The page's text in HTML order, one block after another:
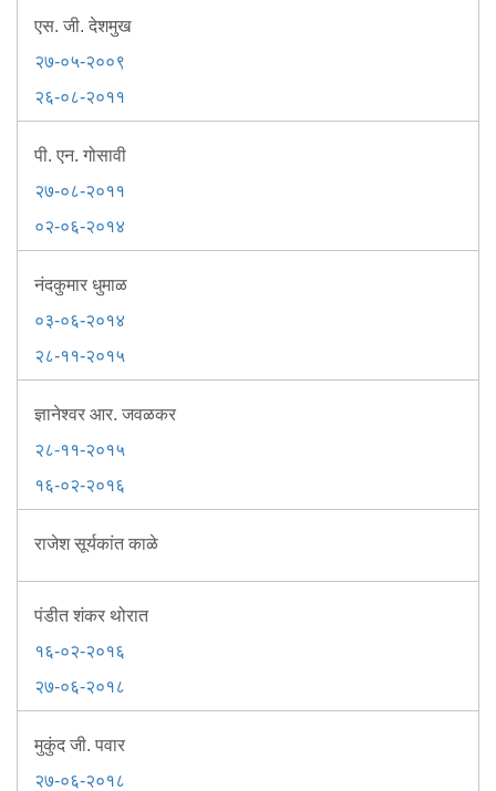
Police Station Incharge
Senior Police Officers
Feedback
एस. जी. देशमुख
२७-०५-२००९
२६-०८-२०११
पी. एन. गोसावी
२७-०८-२०११
०२-०६-२०१४
नंदकुमार धुमाळ
०३-०६-२०१४
२८-११-२०१५
ज्ञानेश्वर आर. जवळकर
२८-११-२०१५
१६-०२-२०१६
राजेश सूर्यकांत काळे
पंडीत शंकर थोरात
१६-०२-२०१६
२७-०६-२०१८
मुकुंद जी. पवार
२७-०६-२०१८